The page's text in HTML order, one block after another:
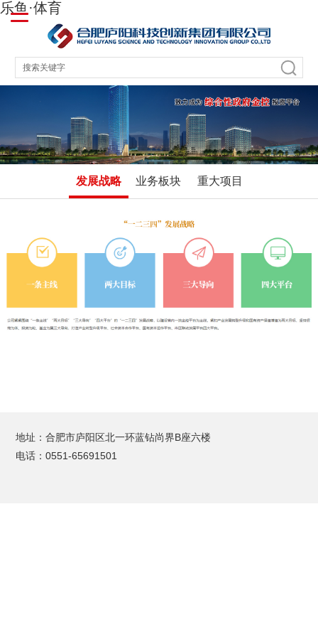
乐鱼·体育
发展战略 业务板块 重大项目
地址：合肥市庐阳区北一环蓝钻尚界B座六楼
电话：0551-65691501